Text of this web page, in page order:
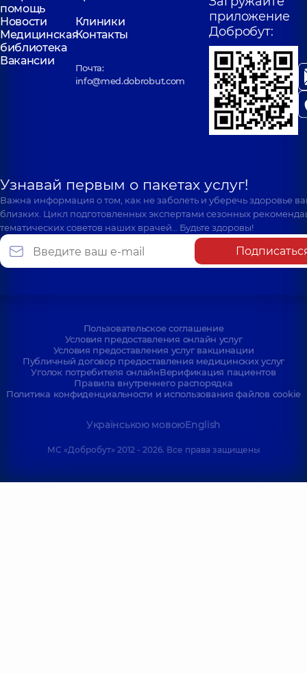
помощь
Новости
Клиники
Медицинская
библиотека
Контакты
Вакансии
Почта:
info@med.dobrobut.com
приложение
Добробут:
Узнавай первым о пакетах услуг!
Важна информация о том, как не заболеть и уберечь здоровье
близких. Цикл подготовленных экспертами сезонных
тематических советов наших врачей… Будьте здоровы!
Пользовательское соглашение
Условия предоставления онлайн услуг
Условия предоставления услуг вакцинации
Публичный договор предоставления медицинских услуг
Уголок потребителя онлайнВерификация пациентов
Правила внутреннего распорядка
Политика конфиденциальности и использования файлов cookie
Українською мовоюEnglish
МС «Добробут» 2012 - 2026. Все права защищены